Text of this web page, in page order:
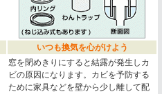
いつも換気を心がけよう
窓を閉めきりにすると結露が発生しカ
ビの原因になります。カビを予防する
ために家具などを壁から少し離して配